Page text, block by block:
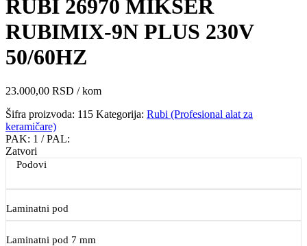
RUBI 26970 MIKSER
RUBIMIX-9N PLUS 230V
50/60HZ
23.000,00 RSD / kom
Šifra proizvoda: 115 Kategorija: Rubi (Profesional alat za
keramičare)
PAK: 1 / PAL:
Zatvori
Podovi
Laminatni pod
Laminatni pod 7 mm